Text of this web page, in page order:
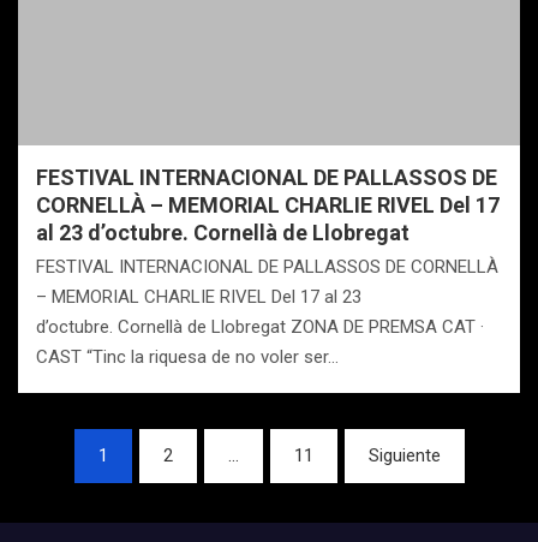
FESTIVAL INTERNACIONAL DE PALLASSOS DE
CORNELLÀ – MEMORIAL CHARLIE RIVEL Del 17
al 23 d’octubre. Cornellà de Llobregat
FESTIVAL INTERNACIONAL DE PALLASSOS DE CORNELLÀ
– MEMORIAL CHARLIE RIVEL Del 17 al 23
d’octubre. Cornellà de Llobregat ZONA DE PREMSA CAT ·
CAST “Tinc la riquesa de no voler ser…
Navegación
entradas
1 2 … 11 Siguiente